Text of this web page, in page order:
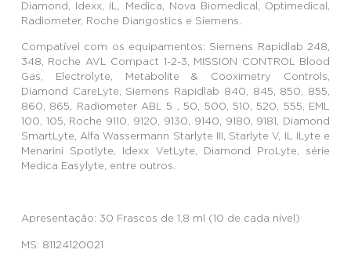
Diamond, Idexx, IL, Medica, Nova Biomedical, Optimedical,
Radiometer, Roche Diangostics e Siemens.
Compatível com os equipamentos: Siemens Rapidlab 248,
348, Roche AVL Compact 1-2-3, MISSION CONTROL Blood
Gas, Electrolyte, Metabolite & Cooximetry Controls,
Diamond CareLyte, Siemens Rapidlab 840, 845, 850, 855,
860, 865, Radiometer ABL 5 , 50, 500, 510, 520, 555, EML
100, 105, Roche 9110, 9120, 9130, 9140, 9180, 9181, Diamond
SmartLyte, Alfa Wassermann Starlyte III, Starlyte V, IL ILyte e
Menarini Spotlyte, Idexx VetLyte, Diamond ProLyte, série
Medica Easylyte, entre outros.
Apresentação: 30 Frascos de 1,8 ml (10 de cada nível)
MS: 81124120021